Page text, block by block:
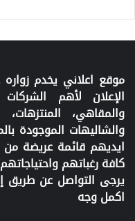
موقع اعلاني يخدم
الإعلان لأهم
والمقاهي، المنتزهات،
والشاليهات الموجودة
ايديهم قائمة عريضة من
كافة رغباتهم
يرجى التواصل عن طريق
اكمل وجه